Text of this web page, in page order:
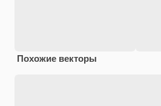
Похожие векторы